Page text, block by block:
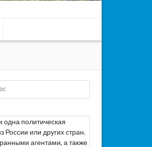
политическая
России или других стран.
агентами, а также